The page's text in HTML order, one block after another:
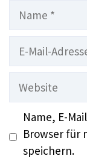
Name
Website
Name, E-
Browser für
speichern.